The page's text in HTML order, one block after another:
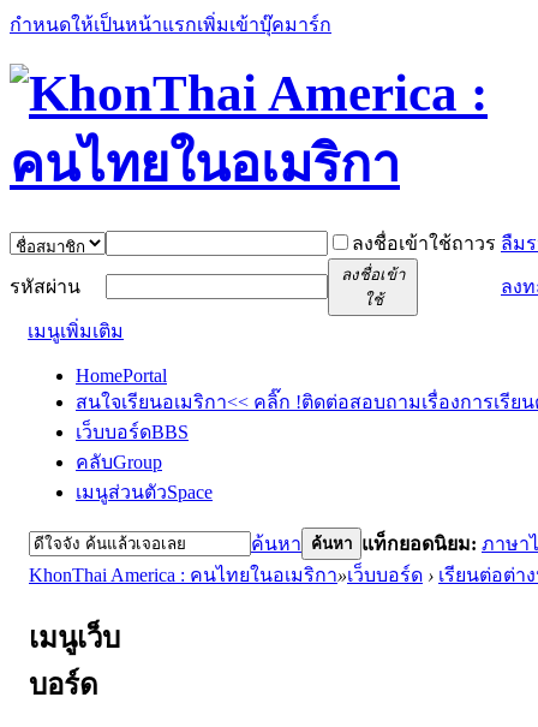
กำหนดให้เป็นหน้าแรกเพิ่มเข้าบุ๊คมาร์ก
ลงชื่อเข้าใช้ถาวร ลืม
รหัสผ่าน
ลงชื่อเข้า
ใช้
ลง
เมนูเพิ่มเติม
HomePortal
สนใจเรียนอเมริกา<< คลิ๊ก !ติดต่อสอบถามเรื่องการเรีย
เว็บบอร์ดBBS
คลับGroup
เมนูส่วนตัวSpace
ค้นหา ค้นหา แท็กยอดนิยม: ภาษา
KhonThai America : คนไทยในอเมริกา»เว็บบอร์ด › เรียนต่อต่า
เมนูเว็บ
บอร์ด